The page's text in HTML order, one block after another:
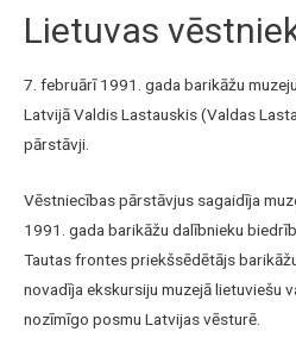
Lietuvas
7. februārī 1991. gada barikāžu
Latvijā Valdis Lastauskis (Valdas
pārstāvji.
Vēstniecības pārstāvjus sagaidīja
1991. gada barikāžu dalībnieku
Tautas frontes priekšsēdētājs
novadīja ekskursiju muzejā lietuviešu
nozīmīgo posmu Latvijas vēsturē.